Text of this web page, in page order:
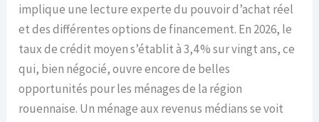
implique une lecture experte du pouvoir d’achat réel
et des différentes options de financement. En 2026, le
taux de crédit moyen s’établit à 3,4 % sur vingt ans, ce
qui, bien négocié, ouvre encore de belles
opportunités pour les ménages de la région
rouennaise. Un ménage aux revenus médians se voit